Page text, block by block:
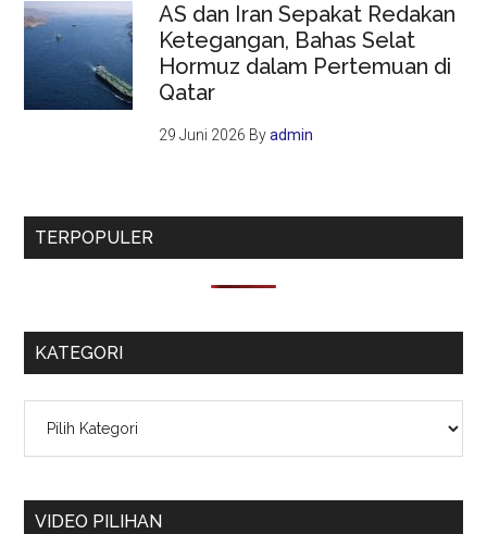
AS dan Iran Sepakat Redakan
Ketegangan, Bahas Selat
Hormuz dalam Pertemuan di
Qatar
29 Juni 2026 Byadmin
TERPOPULER
KATEGORI
VIDEO PILIHAN